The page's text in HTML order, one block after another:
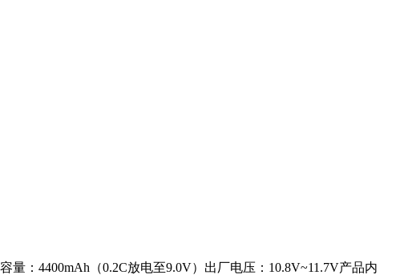
量：4400mAh（0.2C放电至9.0V）出厂电压：10.8V~11.7V产品内